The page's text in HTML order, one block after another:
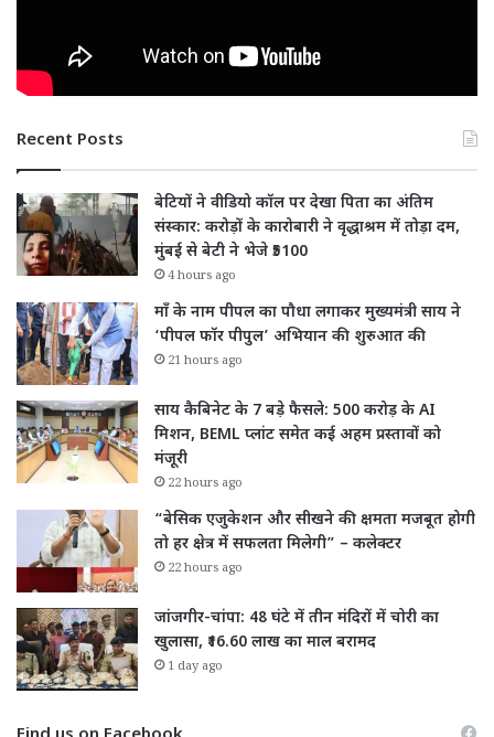
Recent Posts
बेटियों ने वीडियो कॉल पर देखा पिता का अंतिम
संस्कार: करोड़ों के कारोबारी ने वृद्धाश्रम में तोड़ा दम,
मुंबई से बेटी ने भेजे ₹5100
4 hours ago
माँ के नाम पीपल का पौधा लगाकर मुख्यमंत्री साय ने
‘पीपल फॉर पीपुल’ अभियान की शुरुआत की
21 hours ago
साय कैबिनेट के 7 बड़े फैसले: 500 करोड़ के AI
मिशन, BEML प्लांट समेत कई अहम प्रस्तावों को
मंजूरी
22 hours ago
“बेसिक एजुकेशन और सीखने की क्षमता मजबूत होगी
तो हर क्षेत्र में सफलता मिलेगी” – कलेक्टर
22 hours ago
जांजगीर-चांपा: 48 घंटे में तीन मंदिरों में चोरी का
खुलासा, ₹16.60 लाख का माल बरामद
1 day ago